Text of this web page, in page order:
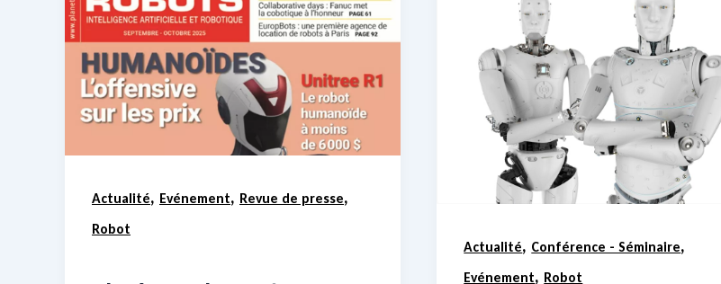
Actualité, Evénement, Revue de presse,
Robot
Actualité, Conférence - Séminaire,
Evénement, Robot